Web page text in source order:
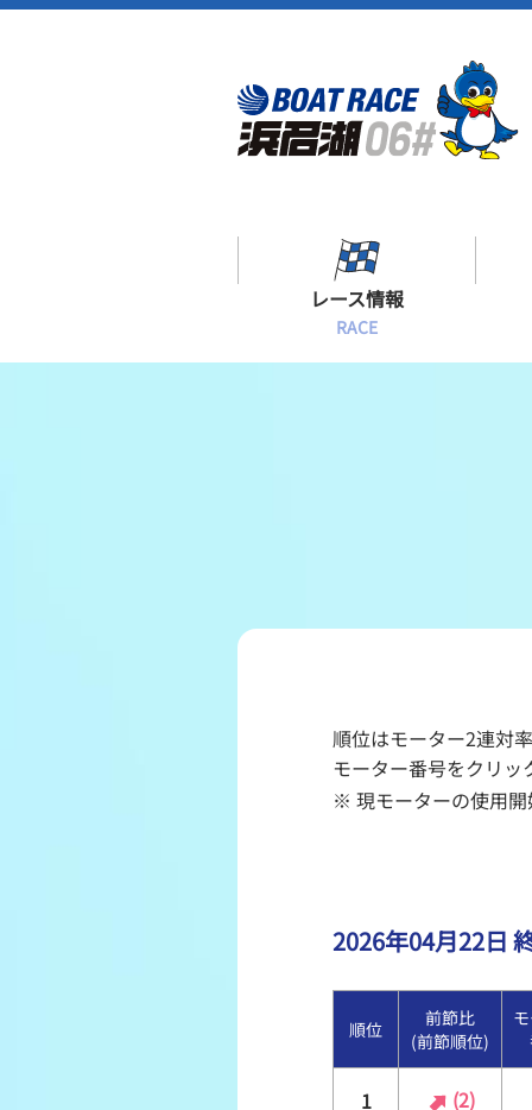
レース情報
RACE
企画レース
得点率ランキング
順位はモーター2連対
モーター番号をクリッ
※ 現モーターの使用
2026年04月22日
順位
前節比
(前節順位)
1 (2)